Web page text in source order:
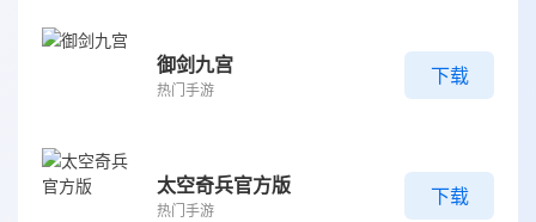
御剑九宫
热门手游
下载
太空奇兵官方版
热门手游
下载